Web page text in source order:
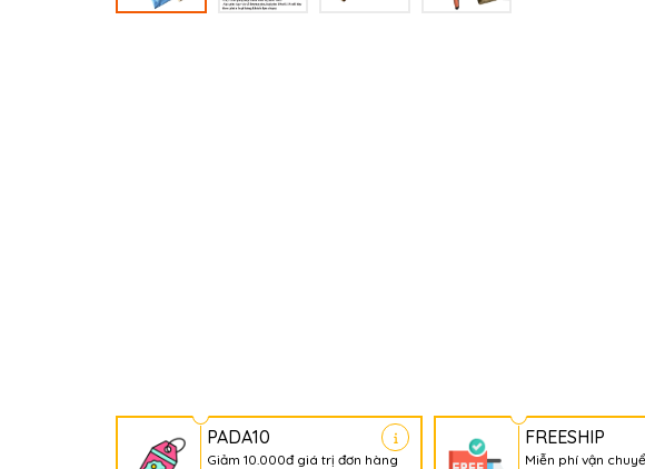
PADA10
Giảm 10.000đ giá trị đơn hàng
FREESHIP
Miễn phí vận